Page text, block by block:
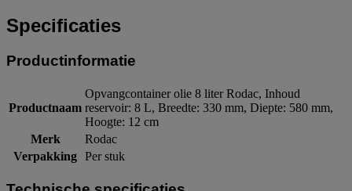
Specificaties
Productinformatie
Productnaam
Opvangcontainer olie 8 liter Rodac, Inhoud
reservoir: 8 L, Breedte: 330 mm, Diepte: 580 mm,
Hoogte: 12 cm
Merk
Rodac
Verpakking Per stuk